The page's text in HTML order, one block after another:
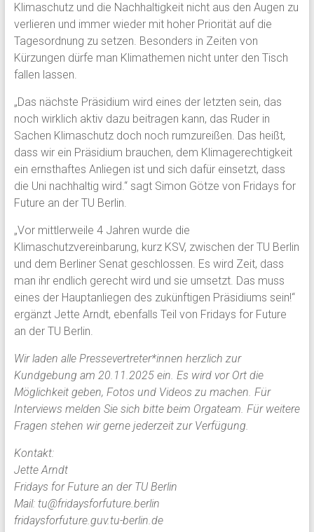
Klimaschutz und die Nachhaltigkeit nicht aus den Augen zu
verlieren und immer wieder mit hoher Priorität auf die
Tagesordnung zu setzen. Besonders in Zeiten von
Kürzungen dürfe man Klimathemen nicht unter den Tisch
fallen lassen.
„Das nächste Präsidium wird eines der letzten sein, das
noch wirklich aktiv dazu beitragen kann, das Ruder in
Sachen Klimaschutz doch noch rumzureißen. Das heißt,
dass wir ein Präsidium brauchen, dem Klimagerechtigkeit
ein ernsthaftes Anliegen ist und sich dafür einsetzt, dass
die Uni nachhaltig wird.“ sagt Simon Götze von Fridays for
Future an der TU Berlin.
„Vor mittlerweile 4 Jahren wurde die
Klimaschutzvereinbarung, kurz KSV, zwischen der TU Berlin
und dem Berliner Senat geschlossen. Es wird Zeit, dass
man ihr endlich gerecht wird und sie umsetzt. Das muss
eines der Hauptanliegen des zukünftigen Präsidiums sein!“
ergänzt Jette Arndt, ebenfalls Teil von Fridays for Future
an der TU Berlin.
Wir laden alle Pressevertreter*innen herzlich zur
Kundgebung am 20.11.2025 ein. Es wird vor Ort die
Möglichkeit geben, Fotos und Videos zu machen. Für
Interviews melden Sie sich bitte beim Orgateam. Für weitere
Fragen stehen wir gerne jederzeit zur Verfügung.
Kontakt:
Jette Arndt
Fridays for Future an der TU Berlin
Mail: tu@fridaysforfuture.berlin
fridaysforfuture.guv.tu-berlin.de